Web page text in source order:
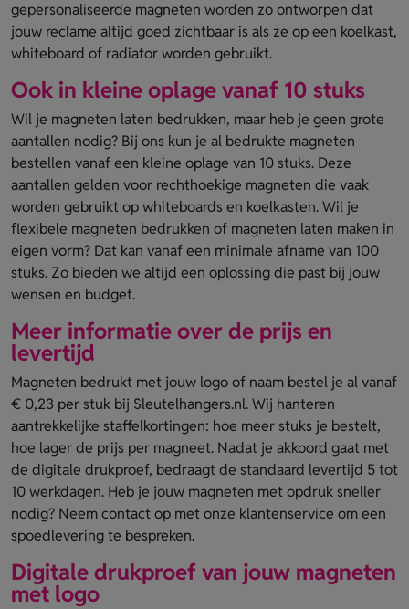
gepersonaliseerde magneten worden zo ontworpen dat
jouw reclame altijd goed zichtbaar is als ze op een koelkast,
whiteboard of radiator worden gebruikt.
Ook in kleine oplage vanaf 10 stuks
Wil je magneten laten bedrukken, maar heb je geen grote
aantallen nodig? Bij ons kun je al bedrukte magneten
bestellen vanaf een kleine oplage van 10 stuks. Deze
aantallen gelden voor rechthoekige magneten die vaak
worden gebruikt op whiteboards en koelkasten. Wil je
flexibele magneten bedrukken of magneten laten maken in
eigen vorm? Dat kan vanaf een minimale afname van 100
stuks. Zo bieden we altijd een oplossing die past bij jouw
wensen en budget.
Meer informatie over de prijs en
levertijd
Magneten bedrukt met jouw logo of naam bestel je al vanaf
€ 0,23 per stuk bij Sleutelhangers.nl. Wij hanteren
aantrekkelijke staffelkortingen: hoe meer stuks je bestelt,
hoe lager de prijs per magneet. Nadat je akkoord gaat met
de digitale drukproef, bedraagt de standaard levertijd 5 tot
10 werkdagen. Heb je jouw magneten met opdruk sneller
nodig? Neem contact op met onze klantenservice om een
spoedlevering te bespreken.
Digitale drukproef van jouw magneten
met logo